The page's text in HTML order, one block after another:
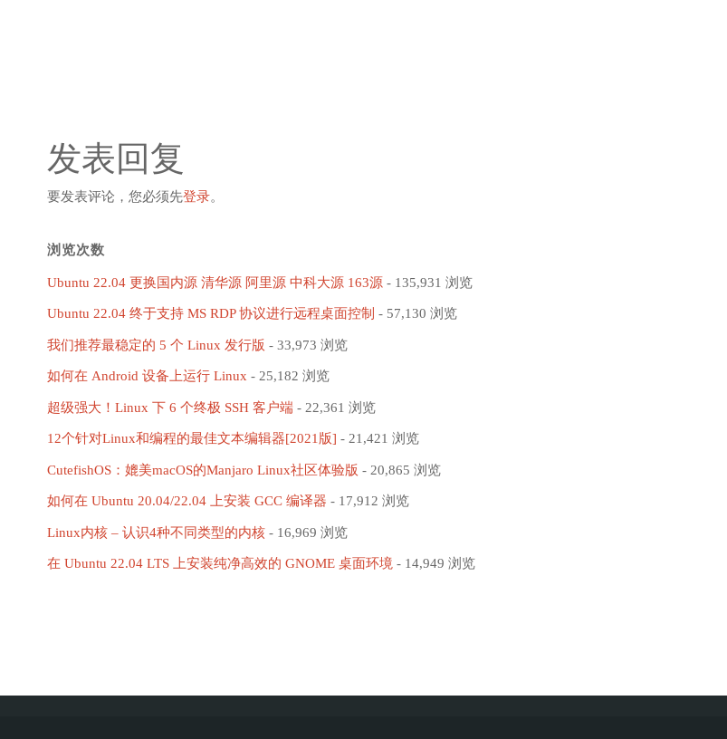
发表回复
要发表评论，您必须先登录。
浏览次数
Ubuntu 22.04 更换国内源 清华源 阿里源 中科大源 163源 - 135,931 浏览
Ubuntu 22.04 终于支持 MS RDP 协议进行远程桌面控制 - 57,130 浏览
我们推荐最稳定的 5 个 Linux 发行版 - 33,973 浏览
如何在 Android 设备上运行 Linux - 25,182 浏览
超级强大！Linux 下 6 个终极 SSH 客户端 - 22,361 浏览
12个针对Linux和编程的最佳文本编辑器[2021版] - 21,421 浏览
CutefishOS：媲美macOS的Manjaro Linux社区体验版 - 20,865 浏览
如何在 Ubuntu 20.04/22.04 上安装 GCC 编译器 - 17,912 浏览
Linux内核 – 认识4种不同类型的内核 - 16,969 浏览
在 Ubuntu 22.04 LTS 上安装纯净高效的 GNOME 桌面环境 - 14,949 浏览